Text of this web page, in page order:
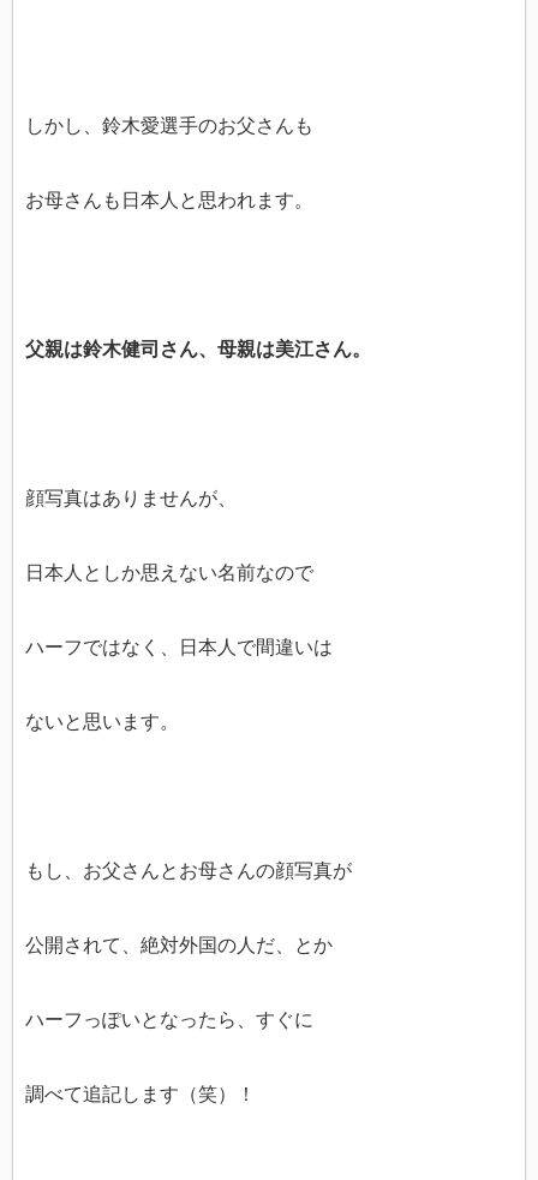
しかし、鈴木愛選手のお父さんも
お母さんも日本人と思われます。
父親は鈴木健司さん、母親は美江さん。
顔写真はありませんが、
日本人としか思えない名前なので
ハーフではなく、日本人で間違いは
ないと思います。
もし、お父さんとお母さんの顔写真が
公開されて、絶対外国の人だ、とか
ハーフっぽいとなったら、すぐに
調べて追記します（笑）！